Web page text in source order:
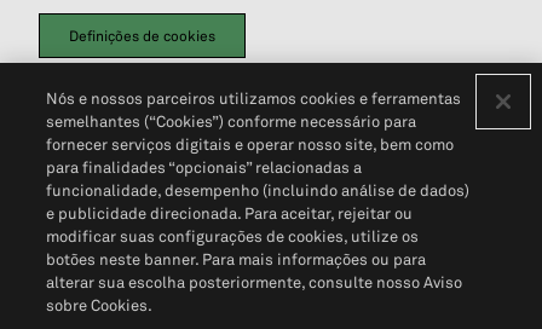
Definições de cookies
Política de PrivacidadePortal de privacidade do cliente (em inglês)
Não Venda Minhas Informações Pessoais© 2026 S&P Global
Nós e nossos parceiros utilizamos cookies e ferramentas
semelhantes (“Cookies”) conforme necessário para
fornecer serviços digitais e operar nosso site, bem como
para finalidades “opcionais” relacionadas a
funcionalidade, desempenho (incluindo análise de dados)
e publicidade direcionada. Para aceitar, rejeitar ou
modificar suas configurações de cookies, utilize os
botões neste banner. Para mais informações ou para
alterar sua escolha posteriormente, consulte nosso Aviso
sobre Cookies.